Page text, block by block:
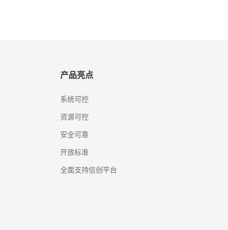
产品亮点
系统可控
资源可控
安全可靠
开放标准
全面支持信创平台